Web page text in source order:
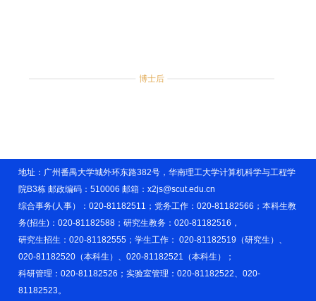
博士后
地址：广州番禺大学城外环东路382号，华南理工大学计算机科学与工程学
院B3栋 邮政编码：510006 邮箱：x2js@scut.edu.cn
综合事务(人事）：020-81182511；党务工作：020-81182566；本科生教
务(招生)：020-81182588；研究生教务：020-81182516，
研究生招生：020-81182555；学生工作： 020-81182519（研究生）、
020-81182520（本科生）、020-81182521（本科生）；
科研管理：020-81182526；实验室管理：020-81182522、020-
81182523。